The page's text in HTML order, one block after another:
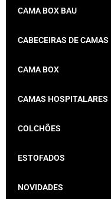
CAMA BOX BAU
CABECEIRAS DE CAMAS
CAMA BOX
CAMAS HOSPITALARES
COLCHÕES
ESTOFADOS
NOVIDADES